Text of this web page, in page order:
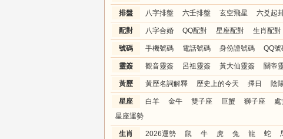
排盤 八字排盤 六壬排盤 玄空飛星 六爻起
配對 八字合婚 QQ配對 星座配對 生肖配對
號碼 手機號碼 電話號碼 身份證號碼 QQ號
靈簽 觀音靈簽 呂祖靈簽 黃大仙靈簽 關帝
黃歷 黃歷名詞解釋 歷史上的今天 擇日 陰
星座 白羊 金牛 雙子座 巨蟹 獅子座 處
星座運勢
生肖 2026運勢 鼠 牛 虎 兔 龍 蛇